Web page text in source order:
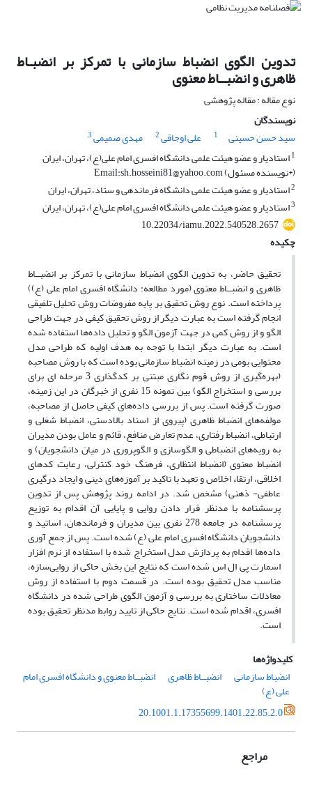
تدوین الگوی انضباط سازمانی با تمرکز بر انضبـاط
ظاهری و انضبــاط معنوی
نوع مقاله : مقاله پژوهشی
نویسندگان
سید حسن حسینی
1 علی اوجاقی2 مهدی صمیمی3
1استادیار و عضو هیئت علمی دانشگاه افسری امام علی(ع)، تهران، ایران
(*نویسنده مسئول) Email:sh.hosseini81@yahoo.com
2استادیار و عضو هیئت علمی دانشگاه فرماندهی و ستاد، تهران، ایران
3استادیار و عضو هیئت علمی دانشگاه افسری امام علی(ع)، تهران، ایران
10.22034/iamu.2022.540528.2657
چکیده
تحقیق حاضر، به تدوین الگوی انضباط سازمانی با تمرکز بر انضبــاط
ظاهری و انضبــاط معنوی (مورد مطالعه: دانشگاه افسری امام علی (ع))
پرداخته است. نوع روش تحقیق بر پایه مفروضات روش تحلیل تلفیقی
انجام گرفته است به عبارت دیگر از روش تحقیق کیفی در جهت طراحی
الگو و از روش کمی در جهت آزمون الگو و تحلیل داده‌ها استفاده شده
است. به عبارت دیگر ابتدا با توجه به هدف اولیه که طراحی مدل
محتوایی بومی در زمینه انضباط سازمانی بوده است که با روش مصاحبه
(بهره‌گیری از روش قوم نگاری مبتنی بر کدگذاری 3 مرحله ای برای
بررسی و استخراج الگو) بین نمونه 15 نفری از خبرگان در این زمینه،
صورت گرفته است. پس از بررسی داده‌های کیفی حاصل از مصاحبه،
مولفه‌های انضباط ظاهری (پیروی از اسناد بالادستی، انضباط شغلی و
ارتباطی، انضباط رفتاری، عدم تعارض منافع، قائم و عامل بودن مدیران
به رویه‌های انضباطی و الگوسازی و الگوپروری در میان دانشجویان) و
انضباط معنوی (انضباط انتظاری، فرهنگ خود کنترلی، رعایت کدهای
اخلاقی، ارتقاء اخلاص و تعهد با تاکید بر آموزه‌های دینی و ایجاد درگیری
عاطفی- ذهنی) مشخص شد. در ادامه روند پژوهش پس از تدوین
پرسشنامه با مدنظر قرار دادن روایی و پایایی آن اقدام به توزیع
پرسشنامه در جامعه 278 نفری بین مدیران و فرماندهان، اساتید و
دانشجویان دانشگاه افسری امام علی (ع) شده است. پس از جمع‌ آوری
داده‌ها اقدام به پردازش مدل استخراج شده با استفاده از نرم افزار
اسمارت پی ال اس شده است که نتایج این بخش حاکی از روایی‌سازه،
مناسب مدل تحقیق بوده است. در قسمت دوم با استفاده از روش
معادلات ساختاری به بررسی و آزمون الگوی طراحی شده در دانشگاه
افسری، اقدام شده است. نتایج حاکی از تایید روابط مدنظر تحقیق بوده
است.
کلیدواژه‌ها
انضباط سازمانی
انضبــاط ظاهری انضبــاط معنوی و دانشگاه افسری امام
علی (ع)
20.1001.1.17355699.1401.22.85.2.0
مراجع